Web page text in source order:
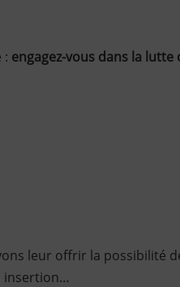
: engagez-vous dans la lutte
leur offrir la possibilité
insertion…